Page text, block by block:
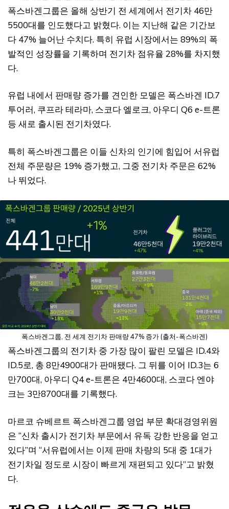
폭스바겐그룹은 올해 상반기 전 세계에서 전기차 46만
5500대를 인도했다고 밝혔다. 이는 지난해 같은 기간보
다 47% 늘어난 수치다. 특히 유럽 시장에서는 89%의 폭
발적인 성장률을 기록하며 전기차 점유율 28%를 차지했
다.
유럽 내에서 판매량 증가를 견인한 모델은 폭스바겐 ID.7
투어러, 쿠프라 테라마, 스코다 엘로크, 아우디 Q6 e-트론
등 새로 출시된 전기차였다.
특히 폭스바겐그룹은 이들 신차의 인기에 힘입어 서유럽
전체 주문량은 19% 증가했고, 그중 전기차 주문은 62%
나 뛰었다.
폭스바겐그룹, 전 세계 전기차 판매량 47% 증가 (출처-폭스바겐)
폭스바겐그룹의 전기차 중 가장 많이 팔린 모델은 ID.4와
ID.5로, 총 8만4900대가 판매됐다. 그 뒤를 이어 ID.3는 6
만700대, 아우디 Q4 e-트론은 4만4600대, 스코다 엔야
크는 3만8700대를 기록했다.
마르코 슈베르트 폭스바겐그룹 영업 부문 확대경영위원
은 “신차 출시가 전기차 부문에서 유독 강한 반응을 얻고
있다”며 “서유럽에서는 이제 판매 차량의 5대 중 1대가
전기차일 정도로 시장이 빠르게 재편되고 있다”고 밝혔
다.